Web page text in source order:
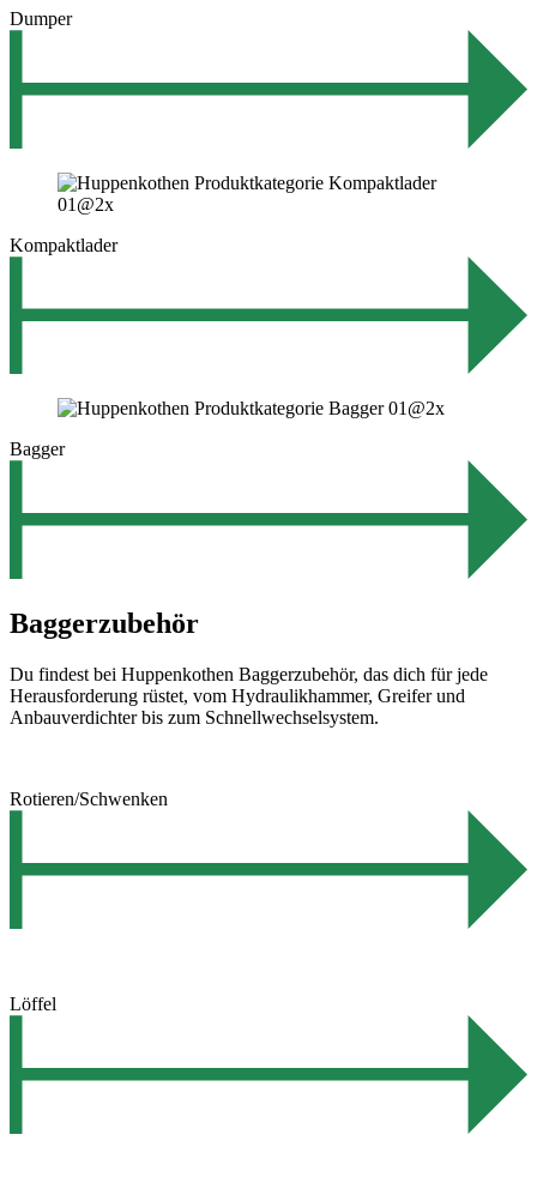
Dumper
Kompaktlader
Bagger
Baggerzubehör
Du findest bei Huppenkothen Baggerzubehör, das dich für jede
Herausforderung rüstet, vom Hydraulikhammer, Greifer und
Anbauverdichter bis zum Schnellwechselsystem.
Rotieren/Schwenken
Löffel